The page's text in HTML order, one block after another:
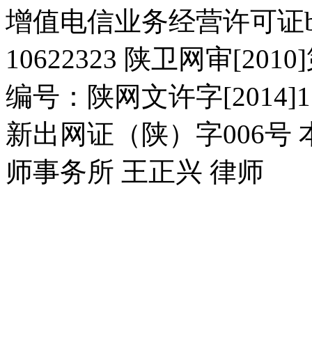
增值电信业务经营许可证
10622323 陕卫网审
编号：陕网文许字
新出网证（陕）字006号
师事务所 王正兴 律师